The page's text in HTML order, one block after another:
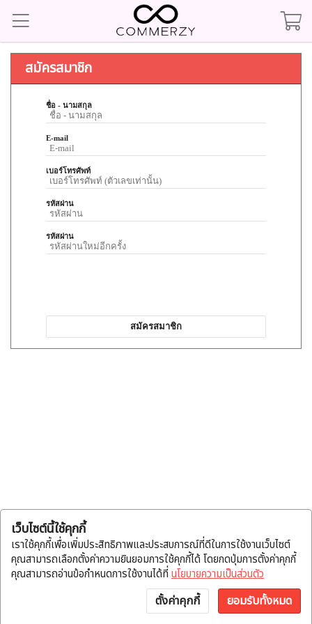
แจ้งโอน บัญชี พูดคุย
เว็บไซต์นี้ใช้คุกกี้
เราใช้คุกกี้เพื่อเพิ่มประสิทธิภาพและประสบการณ์ที่ดีในการใช้งานเว็บไซต์
คุณสามารถเลือกตั้งค่าความยินยอมการใช้คุกกี้ได้ โดยกดปุ่มการตั้งค่าคุกกี้
คุณสามารถอ่านข้อกำหนดการใช้งานได้ที่ นโยบายความเป็นส่วนตัว
ตั้งค่าคุกกี้ ยอมรับทั้งหมด
สมัครสมาชิก
ชื่อ - นามสกุล
E-mail
เบอร์โทรศัพท์
รหัสผ่าน
รหัสผ่าน
สมัครสมาชิก